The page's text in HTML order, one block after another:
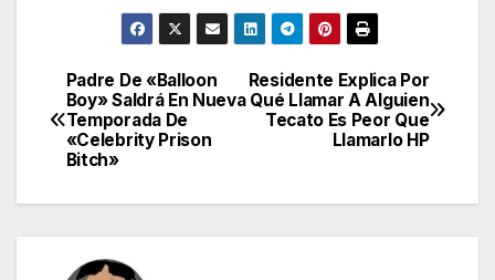
Navegación
de
Residente Explica Por
Qué Llamar A Alguien
Tecato Es Peor Que
Llamarlo HP
Padre De «Balloon
Boy» Saldrá En Nueva
Temporada De
«Celebrity Prison
Bitch»